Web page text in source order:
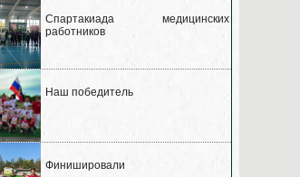
Спартакиада медицинских
работников
Наш победитель
Финишировали